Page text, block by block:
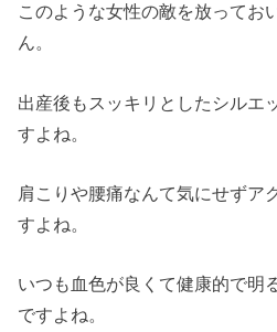
このような女性の敵を放ってお
ん。
出産後もスッキリとしたシルエ
すよね。
肩こりや腰痛なんて気にせずア
すよね。
いつも血色が良くて健康的で明
ですよね。